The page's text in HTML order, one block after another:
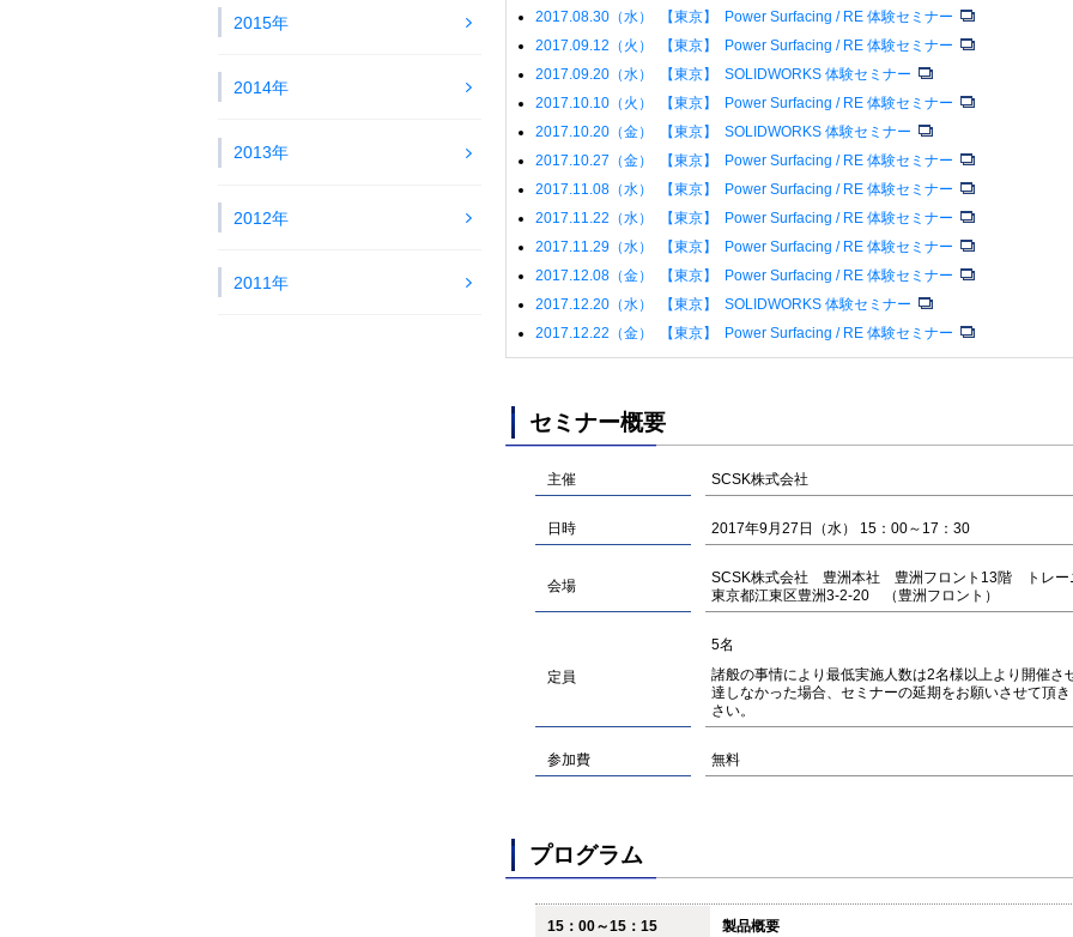
2017.08.30（水） 【東京】 Power Surfacing / RE 体験セミナー
2017.09.12（火） 【東京】 Power Surfacing / RE 体験セミナー
2017.09.20（水） 【東京】 SOLIDWORKS 体験セミナー
2017.10.10（火） 【東京】 Power Surfacing / RE 体験セミナー
2017.10.20（金） 【東京】 SOLIDWORKS 体験セミナー
2017.10.27（金） 【東京】 Power Surfacing / RE 体験セミナー
2017.11.08（水） 【東京】 Power Surfacing / RE 体験セミナー
2017.11.22（水） 【東京】 Power Surfacing / RE 体験セミナー
2017.11.29（水） 【東京】 Power Surfacing / RE 体験セミナー
2017.12.08（金） 【東京】 Power Surfacing / RE 体験セミナー
2017.12.20（水） 【東京】 SOLIDWORKS 体験セミナー
2017.12.22（金） 【東京】 Power Surfacing / RE 体験セミナー
セミナー概要
主催 SCSK株式会社
日時 2017年9月27日（水） 15：00～17：30
会場
SCSK株式会社 豊洲本社 豊洲フロント13階 トレー
東京都江東区豊洲3-2-20 （豊洲フロント）
定員
5名
諸般の事情により最低実施人数は2名様以上より開催
達しなかった場合、セミナーの延期をお願いさせて頂
さい。
参加費 無料
プログラム
15：00～15：15 製品概要
2015年
2014年
2013年
2012年
2011年